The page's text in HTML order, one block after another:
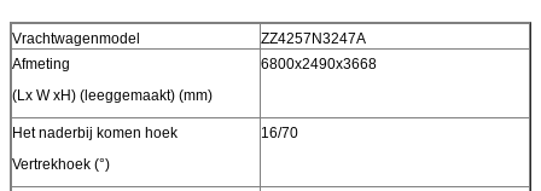
Vrachtwagenmodel
ZZ4257N3247A
Afmeting
(Lx W xH) (leeggemaakt) (mm)
6800x2490x3668
Het naderbij komen hoek
Vertrekhoek (°)
16/70